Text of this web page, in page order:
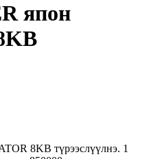
япон
8KB түрээслүүлнэ. 1